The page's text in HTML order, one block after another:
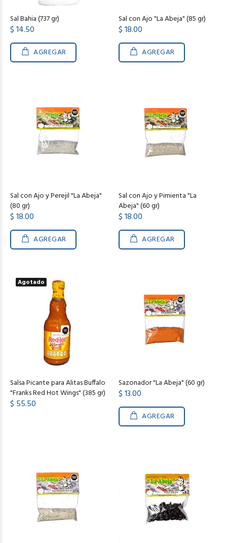
Sal Bahia (737 gr)
$ 14.50
AGREGAR
Sal con Ajo "La Abeja" (85 gr)
$ 18.00
AGREGAR
Sal con Ajo y Perejil "La Abeja"
(80 gr)
$ 18.00
AGREGAR
Sal con Ajo y Pimienta "La
Abeja" (60 gr)
$ 18.00
AGREGAR
Agotado
Salsa Picante para Alitas Buffalo
"Franks Red Hot Wings" (385 gr)
$ 55.50
Sazonador "La Abeja" (60 gr)
$ 13.00
AGREGAR